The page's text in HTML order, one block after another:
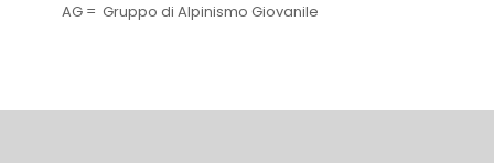
AG = Gruppo di Alpinismo Giovanile